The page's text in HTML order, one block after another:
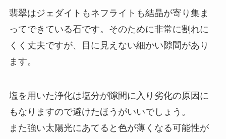
翡翠はジェダイトもネフライトも結晶が寄り集ま
ってできている石です。そのために非常に割れに
くく丈夫ですが、目に見えない細かい隙間があり
ます。
塩を用いた浄化は塩分が隙間に入り劣化の原因に
もなりますので避けたほうがいいでしょう。
また強い太陽光にあてると色が薄くなる可能性が